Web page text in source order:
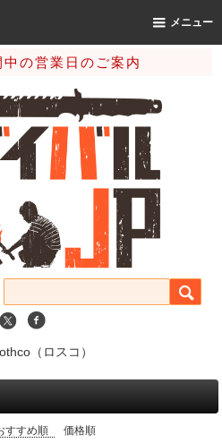
メニュー
の営業日のご案内
（ロスコ）
すすめ順 価格順